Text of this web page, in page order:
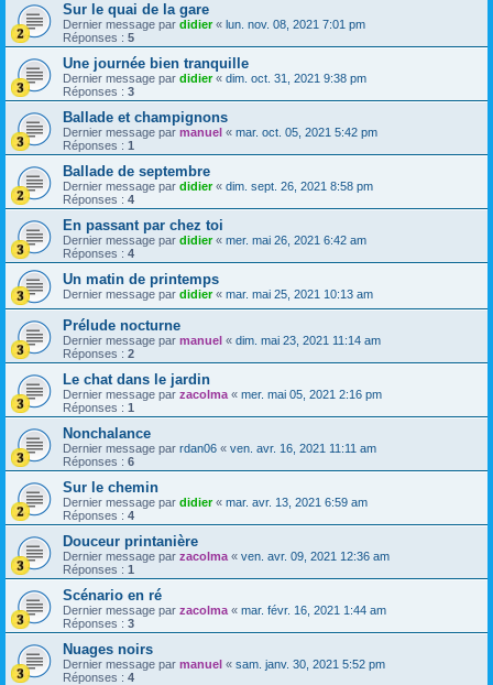
Sur le quai de la gare
Dernier message par didier« lun. nov. 08, 2021 7:01 pm
Réponses : 5
Une journée bien tranquille
Dernier message par didier« dim. oct. 31, 2021 9:38 pm
Réponses : 3
Ballade et champignons
Dernier message par manuel « mar. oct. 05, 2021 5:42 pm
Réponses : 1
Ballade de septembre
Dernier message par didier« dim. sept. 26, 2021 8:58 pm
Réponses : 4
En passant par chez toi
Dernier message par didier« mer. mai 26, 2021 6:42 am
Réponses : 4
Un matin de printemps
Dernier message par didier« mar. mai 25, 2021 10:13 am
Prélude nocturne
Dernier message par manuel « dim. mai 23, 2021 11:14 am
Réponses : 2
Le chat dans le jardin
Dernier message par zacolma « mer. mai 05, 2021 2:16 pm
Réponses : 1
Nonchalance
Dernier message par rdan06 « ven. avr. 16, 2021 11:11 am
Réponses : 6
Sur le chemin
Dernier message par didier« mar. avr. 13, 2021 6:59 am
Réponses : 4
Douceur printanière
Dernier message par zacolma « ven. avr. 09, 2021 12:36 am
Réponses : 1
Scénario en ré
Dernier message par zacolma « mar. févr. 16, 2021 1:44 am
Réponses : 3
Nuages noirs
Dernier message par manuel « sam. janv. 30, 2021 5:52 pm
Réponses : 4